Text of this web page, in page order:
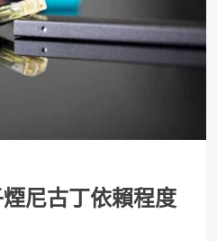
尼古丁依賴程度